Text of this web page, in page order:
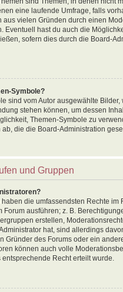
eine laufende Umfrage, falls
aus vielen Gründen durch einen
Eventuell hast du auch die
sofern dies durch die Board-
Symbole?
sind vom Autor ausgewählte Bilder,
stehen können, um dessen
Themen-Symbole zu
die die Board-Administration
und Gruppen
die umfassendsten Rechte im
Forum ausführen; z. B.
erstellen,
hat, sind allerdings
Gründer des Forums oder ein
können auch volle
Recht erteilt wurde.